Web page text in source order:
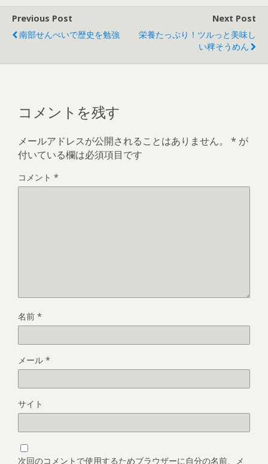
Previous Post
南部せんべいで歴史を勉強
Next Post
栄養たっぷり！ツルっと美味し
い稗そうめん
コメントを残す
メールアドレスが公開されることはありません。 * が
付いている欄は必須項目です
コメント *
名前 *
メール *
サイト
次回のコメントで使用するためブラウザーに自分の名前、メ